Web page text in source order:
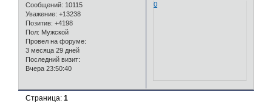
Сообщений: 10115
Уважение: +13238
Позитив: +4198
Пол: Мужской
Провел на форуме:
3 месяца 29 дней
Последний визит:
Вчера 23:50:40
0
Страница:1